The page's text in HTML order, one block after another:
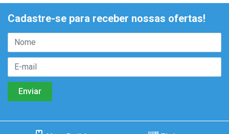
Cadastre-se para receber nossas ofertas!